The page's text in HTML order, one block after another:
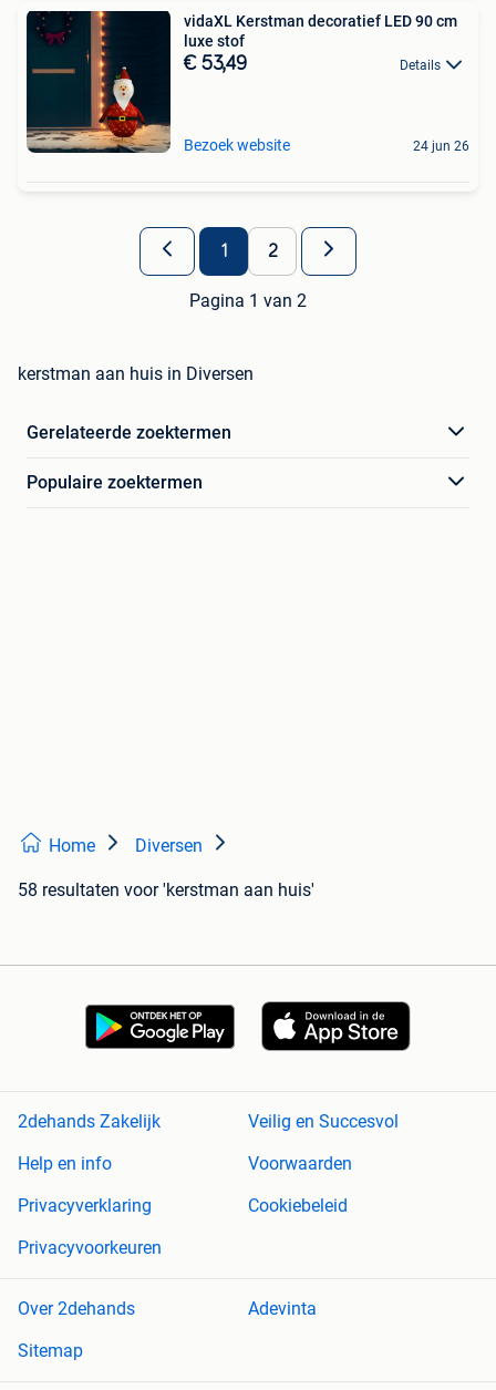
vidaXL Kerstman decoratief LED 90 cm
luxe stof
€ 53,49 Details
Bezoek website 24 jun 26
1 2
Pagina 1 van 2
kerstman aan huis in Diversen
Gerelateerde zoektermen
Populaire zoektermen
Home Diversen
58 resultaten voor 'kerstman aan huis'
2dehands Zakelijk
Veilig en Succesvol
Help en info
Voorwaarden
Privacyverklaring
Cookiebeleid
Privacyvoorkeuren
Over 2dehands
Adevinta
Sitemap